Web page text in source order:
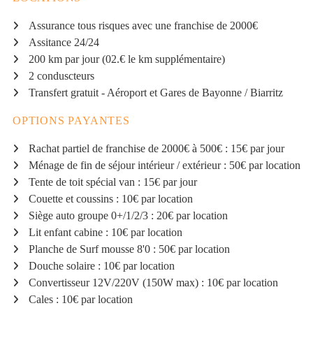
Assurance tous risques avec une franchise de 2000€
Assitance 24/24
200 km par jour (02.€ le km supplémentaire)
2 conduscteurs
Transfert gratuit - Aéroport et Gares de Bayonne / Biarritz
OPTIONS PAYANTES
Rachat partiel de franchise de 2000€ à 500€ : 15€ par jour
Ménage de fin de séjour intérieur / extérieur : 50€ par location
Tente de toit spécial van : 15€ par jour
Couette et coussins : 10€ par location
Siège auto groupe 0+/1/2/3 : 20€ par location
Lit enfant cabine : 10€ par location
Planche de Surf mousse 8'0 : 50€ par location
Douche solaire : 10€ par location
Convertisseur 12V/220V (150W max) : 10€ par location
Cales : 10€ par location